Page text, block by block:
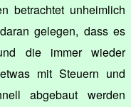
betrachtet unheimlich
gelegen, dass es
die immer wieder
mit Steuern und
abgebaut werden